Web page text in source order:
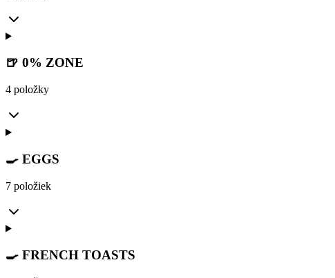
🍺 0% ZONE
4 položky
🍳 EGGS
7 položiek
🍳 FRENCH TOASTS